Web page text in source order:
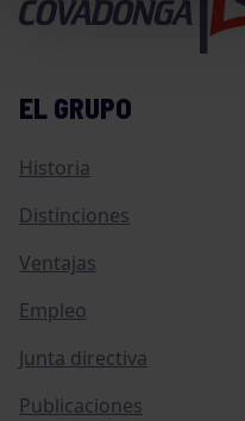
EL GRUPO
Historia
Distinciones
Ventajas
Empleo
Junta directiva
Publicaciones